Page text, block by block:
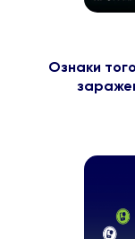
Ознаки